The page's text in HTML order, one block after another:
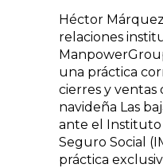
Héctor
relaciones
una práctica
cierres y ventas
navideña Las
ante el Instituto
Seguro Social
práctica